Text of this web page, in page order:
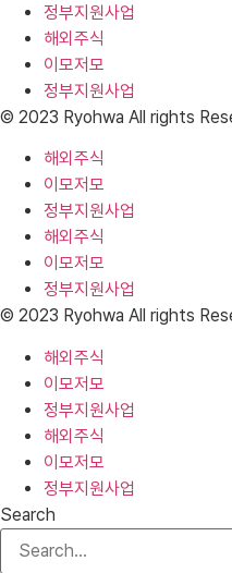
정부지원사업
해외주식
이모저모
정부지원사업
© 2023 Ryohwa All rights
해외주식
이모저모
정부지원사업
해외주식
이모저모
정부지원사업
© 2023 Ryohwa All rights
해외주식
이모저모
정부지원사업
해외주식
이모저모
정부지원사업
Search